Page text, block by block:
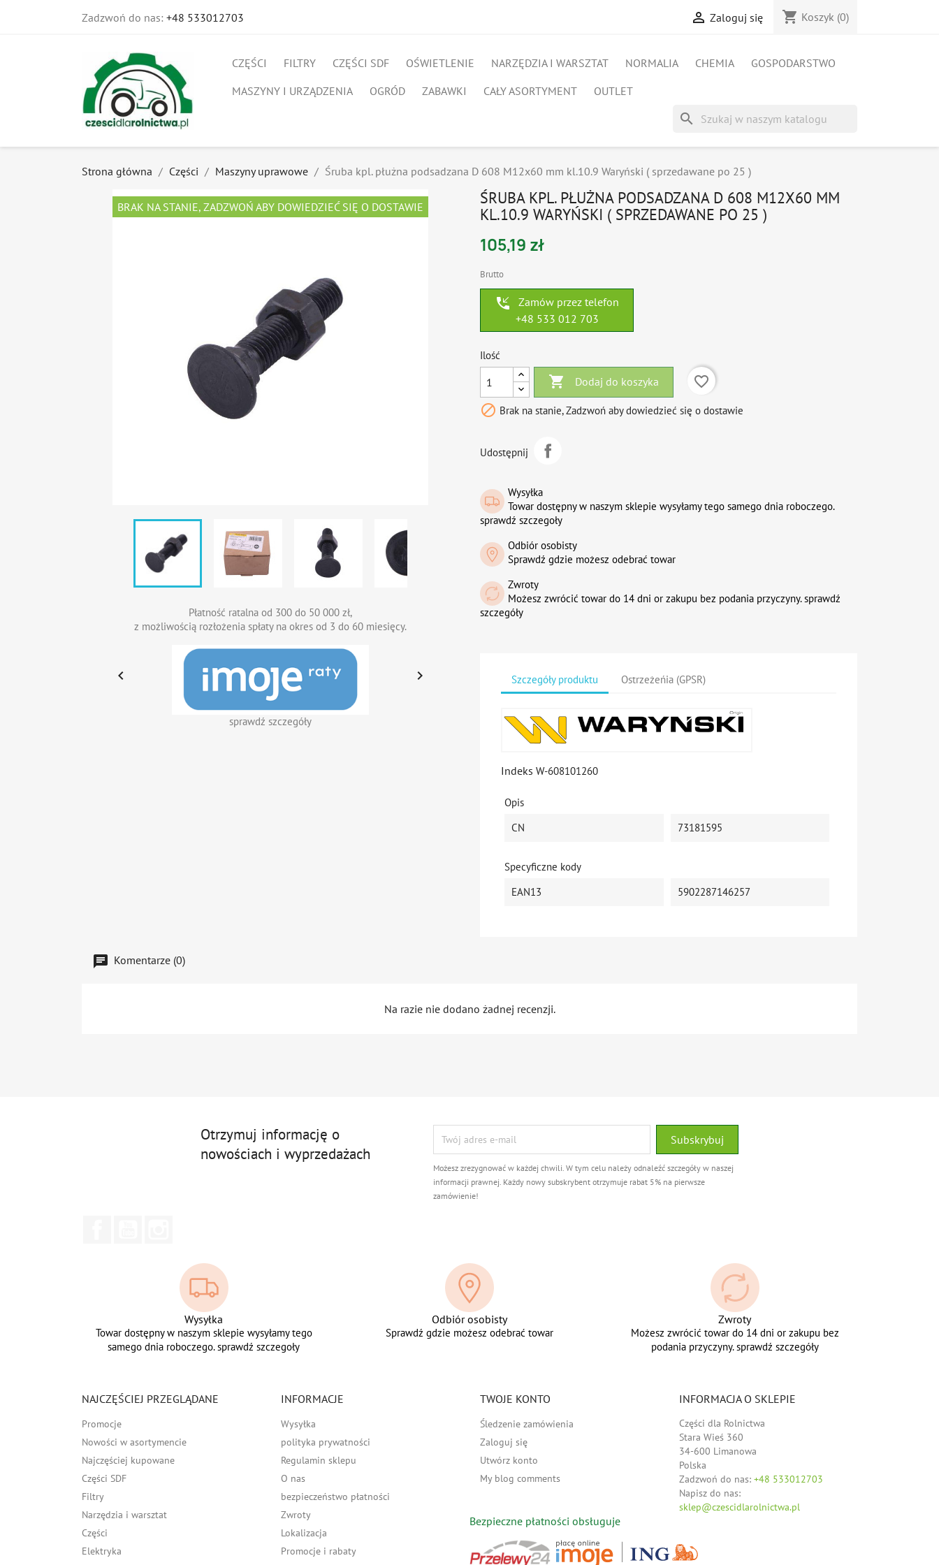
Zadzwoń do nas: +48 533012703  Zaloguj się shopping_cart Koszyk (0)
CZĘŚCI FILTRY CZĘŚCI SDF OŚWIETLENIE NARZĘDZIA I WARSZTAT NORMALIA CHEMIA
GOSPODARSTWO
MASZYNY I URZĄDZENIA
OGRÓD ZABAWKI CAŁY ASORTYMENT OUTLET
search
Strona główna Części Maszyny uprawowe Śruba kpl. płużna podsadzana D 608 M12x60 mm kl.10.9 Waryński ( sprzedawane po 25 )
BRAK NA STANIE, ZADZWOŃ ABY DOWIEDZIEĆ SIĘ O DOSTAWIE
Płatność ratalna od 300 do 50 000 zł,
z możliwością rozłożenia spłaty na okres od 3 do 60 miesięcy.
sprawdź szczegóły
 
ŚRUBA KPL. PŁUŻNA PODSADZANA D 608 M12X60 MM
KL.10.9 WARYŃSKI ( SPRZEDAWANE PO 25 )
105,19 zł
Brutto
phone_callback
Zamów przez telefon
+48 533 012 703
Ilość
 Dodaj do koszyka
favorite_border
 Brak na stanie, Zadzwoń aby dowiedzieć się o dostawie
Udostępnij
Wysyłka
Towar dostępny w naszym sklepie wysyłamy tego samego dnia roboczego.
sprawdź szczegoły
Odbiór osobisty
Sprawdź gdzie możesz odebrać towar
Zwroty
Możesz zwrócić towar do 14 dni or zakupu bez podania przyczyny. sprawdź
szczegóły
Szczegóły produktu Ostrzeżeńia (GPSR)
Indeks W-608101260
Opis
CN
73181595
Specyficzne kody
EAN13
5902287146257
Komentarze (0)
Na razie nie dodano żadnej recenzji.
Otrzymuj informację o
nowościach i wyprzedażach
Możesz zrezygnować w każdej chwili. W tym celu należy odnaleźć szczegóły w naszej
informacji prawnej. Każdy nowy subskrybent otrzymuje rabat 5% na pierwsze
zamówienie!
Wysyłka
Towar dostępny w naszym sklepie wysyłamy tego
samego dnia roboczego. sprawdź szczegoły
Odbiór osobisty
Sprawdź gdzie możesz odebrać towar
Zwroty
Możesz zwrócić towar do 14 dni or zakupu bez
podania przyczyny. sprawdź szczegóły
NAJCZĘŚCIEJ PRZEGLĄDANE
Promocje
Nowości w asortymencie
Najczęściej kupowane
Części SDF
Filtry
Narzędzia i warsztat
Części
Elektryka
INFORMACJE
Wysyłka
polityka prywatności
Regulamin sklepu
O nas
bezpieczeństwo płatności
Zwroty
Lokalizacja
Promocje i rabaty
TWOJE KONTO
Śledzenie zamówienia
Zaloguj się
Utwórz konto
My blog comments
INFORMACJA O SKLEPIE
Części dla Rolnictwa
Stara Wieś 360
34-600 Limanowa
Polska
Zadzwoń do nas: +48 533012703
Napisz do nas:
sklep@czescidlarolnictwa.pl
Bezpieczne płatności obsługuje